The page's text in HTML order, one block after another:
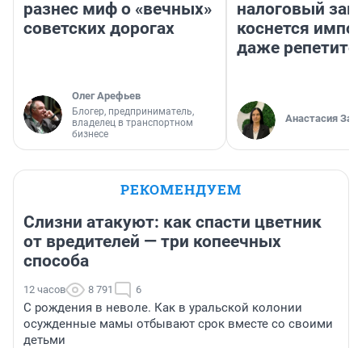
разнес миф о «вечных»
советских дорогах
Олег Арефьев
Блогер, предприниматель,
владелец в транспортном
бизнесе
налоговый
коснется
даже
Анастасия
РЕКОМЕНДУЕМ
Слизни атакуют: как спасти цветник
от вредителей — три копеечных
способа
12 часов 8 791 6
С рождения в неволе. Как в уральской колонии
осужденные мамы отбывают срок вместе со своими
детьми